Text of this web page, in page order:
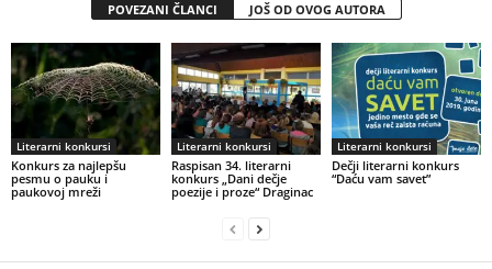
POVEZANI ČLANCI JOŠ OD OVOG AUTORA
Literarni konkursi
Konkurs za najlepšu
pesmu o pauku i
paukovoj mreži
Literarni konkursi
Raspisan 34. literarni
konkurs „Dani dečje
poezije i proze“ Draginac
Literarni konkursi
Dečji literarni konkurs
“Daću vam savet”